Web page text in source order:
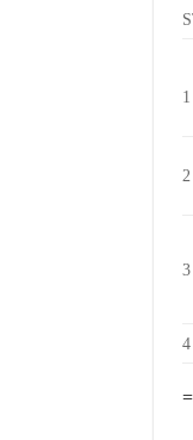
1
2
3
4